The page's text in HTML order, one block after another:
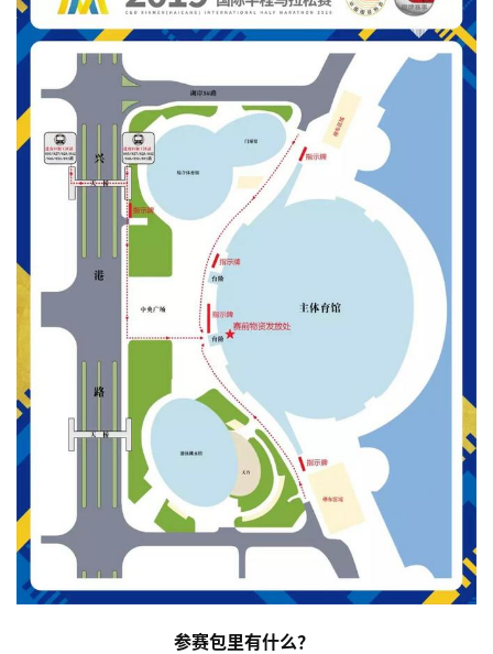
参赛包里有什么？